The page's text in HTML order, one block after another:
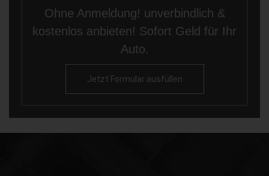
Ohne Anmeldung! unverbindlich &
kostenlos anbieten! Sofort Geld für Ihr
Auto.
Jetzt Formular ausfüllen